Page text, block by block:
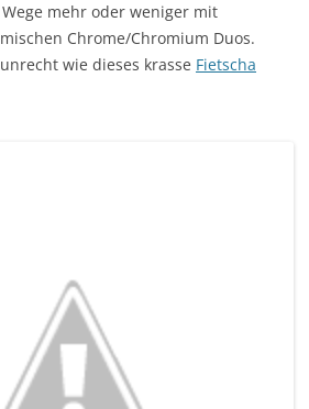
mehr oder weniger mit
Chrome/Chromium Duos.
wie dieses krasse Fietscha